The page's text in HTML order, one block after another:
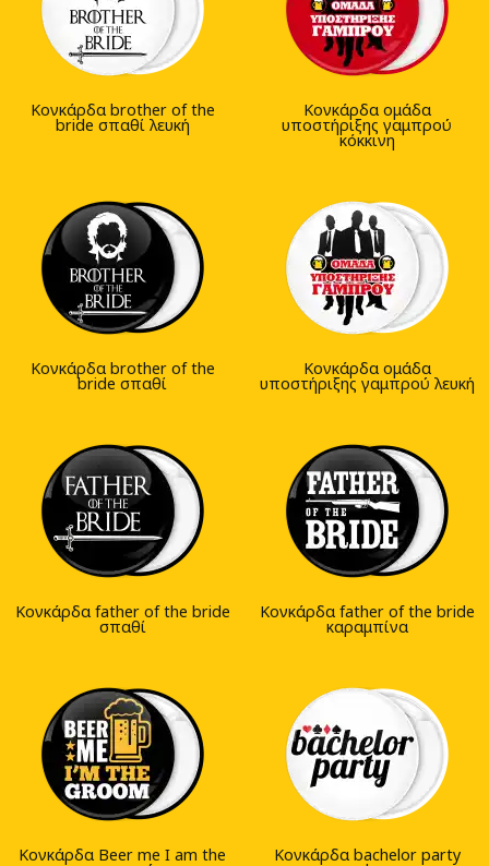
Κονκάρδα brother of the
bride σπαθί λευκή
Κονκάρδα ομάδα
υποστήριξης γαμπρού
κόκκινη
Κονκάρδα brother of the
bride σπαθί
Κονκάρδα ομάδα
υποστήριξης γαμπρού λευκή
Κονκάρδα father of the bride
σπαθί
Κονκάρδα father of the bride
καραμπίνα
Κονκάρδα Beer me I am the Κονκάρδα bachelor party